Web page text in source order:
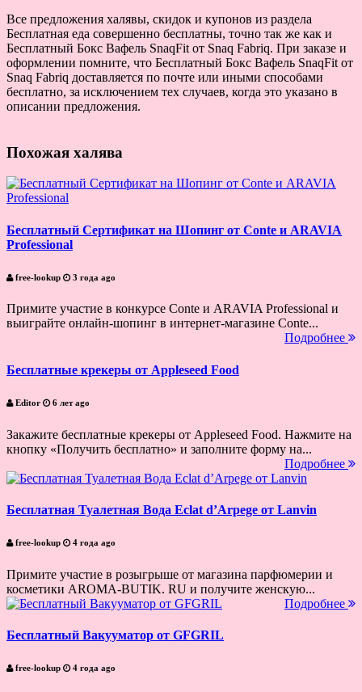
Все предложения халявы, скидок и купонов из раздела
Бесплатная еда совершенно бесплатны, точно так же как и
Бесплатный Бокс Вафель SnaqFit от Snaq Fabriq. При заказе и
оформлении помните, что Бесплатный Бокс Вафель SnaqFit от
Snaq Fabriq доставляется по почте или иными способами
бесплатно, за исключением тех случаев, когда это указано в
описании предложения.
Похожая халява
Бесплатный Сертификат на Шопинг от Conte и ARAVIA
Professional
free-lookup 3 года ago
Примите участие в конкурсе Conte и ARAVIA Professional и
выиграйте онлайн-шопинг в интернет-магазине Conte...
Подробнее
Бесплатные крекеры от Appleseed Food
Editor 6 лет ago
Закажите бесплатные крекеры от Appleseed Food. Нажмите на
кнопку «Получить бесплатно» и заполните форму на...
Подробнее
Бесплатная Туалетная Вода Eclat d’Arpege от Lanvin
free-lookup 4 года ago
Примите участие в розыгрыше от магазина парфюмерии и
косметики AROMA-BUTIK. RU и получите женскую...
Подробнее
Бесплатный Вакууматор от GFGRIL
free-lookup 4 года ago